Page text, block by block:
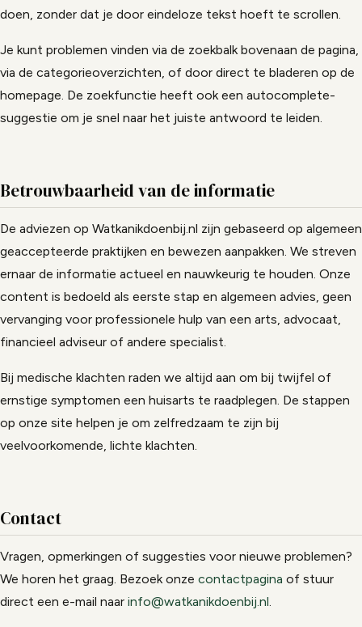
doen, zonder dat je door eindeloze tekst hoeft te scrollen.
Je kunt problemen vinden via de zoekbalk bovenaan de pagina,
via de categorieoverzichten, of door direct te bladeren op de
homepage. De zoekfunctie heeft ook een autocomplete-
suggestie om je snel naar het juiste antwoord te leiden.
Betrouwbaarheid van de informatie
De adviezen op Watkanikdoenbij.nl zijn gebaseerd op algemeen
geaccepteerde praktijken en bewezen aanpakken. We streven
ernaar de informatie actueel en nauwkeurig te houden. Onze
content is bedoeld als eerste stap en algemeen advies, geen
vervanging voor professionele hulp van een arts, advocaat,
financieel adviseur of andere specialist.
Bij medische klachten raden we altijd aan om bij twijfel of
ernstige symptomen een huisarts te raadplegen. De stappen
op onze site helpen je om zelfredzaam te zijn bij
veelvoorkomende, lichte klachten.
Contact
Vragen, opmerkingen of suggesties voor nieuwe problemen?
We horen het graag. Bezoek onze contactpagina of stuur
direct een e-mail naar info@watkanikdoenbij.nl.